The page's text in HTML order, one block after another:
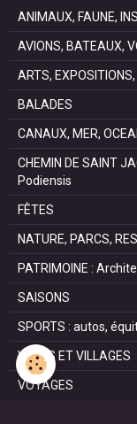
ANIMAUX, FAUNE,
AVIONS, BATEAUX,
ARTS,
BALADES
CANAUX, MER,
CHEMIN DE SAINT
Podiensis
FÊTES
NATURE, PARCS,
PATRIMOINE :
SAISONS
SPORTS : autos,
VILLES ET VILLAGES
VOYAGES